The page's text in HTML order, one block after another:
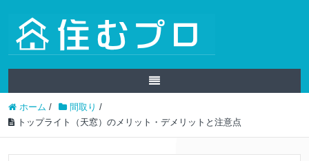
ホーム / 間取り /
トップライト（天窓）のメリット・デメリットと注意点